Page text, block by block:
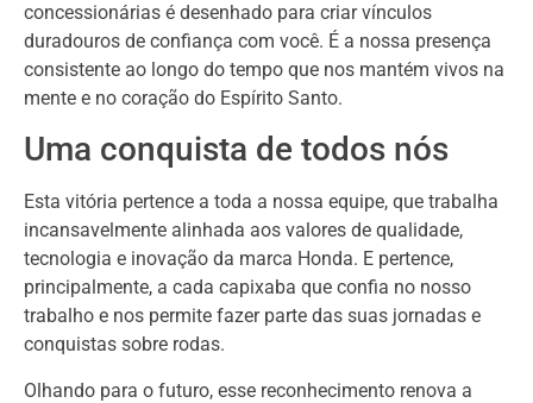
concessionárias é desenhado para criar vínculos
duradouros de confiança com você. É a nossa presença
consistente ao longo do tempo que nos mantém vivos na
mente e no coração do Espírito Santo.
Uma conquista de todos nós
Esta vitória pertence a toda a nossa equipe, que trabalha
incansavelmente alinhada aos valores de qualidade,
tecnologia e inovação da marca Honda. E pertence,
principalmente, a cada capixaba que confia no nosso
trabalho e nos permite fazer parte das suas jornadas e
conquistas sobre rodas.
Olhando para o futuro, esse reconhecimento renova a